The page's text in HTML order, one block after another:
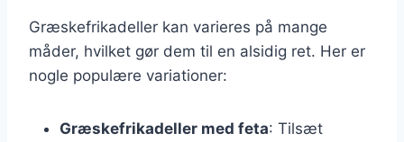
Græskefrikadeller kan varieres på mange
måder, hvilket gør dem til en alsidig ret. Her er
nogle populære variationer:
Græskefrikadeller med feta: Tilsæt